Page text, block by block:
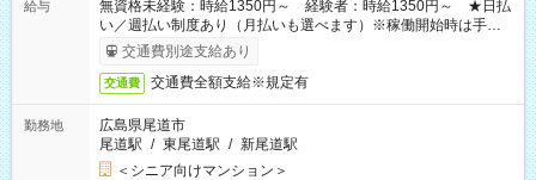
給与
無資格未経験：時給1350円～ 経験者：時給1350円～ ★日払
い／週払い制度あり（月払いも選べます）※稼働開始時は手続き
完了次第のお支払いとなります。
交通費別途支給あり
交通費 交通費全額支給※規定有
勤務地
広島県尾道市
尾道駅 / 東尾道駅 / 新尾道駅
＜シニア向けマンション＞